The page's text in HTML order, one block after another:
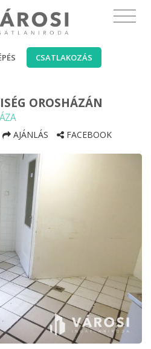
CSATLAKOZÁS
OROSHÁZÁN
AJÁNLÁS FACEBOOK